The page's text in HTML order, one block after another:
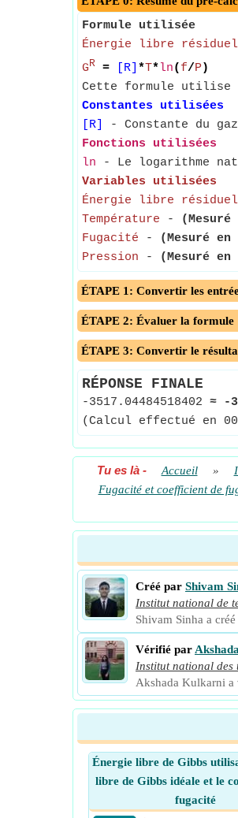
Formule utilisée
Énergie libre
GR = [R] *T*ln( f/P)
Cette formule utilise
Constantes utilisées
[R]
- Constante du
Fonctions utilisées
ln - Le logarithme
Variables utilisées
Énergie libre
Température -
Fugacité - (Mesuré en
Pression - (Mesuré en
ÉTAPE 1: Convertir les
ÉTAPE 2: Évaluer la formule
ÉTAPE 3: Convertir le
RÉPONSE FINALE
-3517.04484518402 ≈ -
(Calcul effectué en
Tu es là- Accueil »
Fugacité et coefficient de
Créé par Shivam
Institut national de
Shivam Sinha a
Vérifié par
Institut national des
Akshada Kulkarni a
Énergie libre de Gibbs
libre de Gibbs idéale et le
fugacité